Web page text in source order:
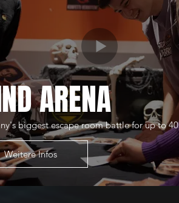
ARENA
biggest escape room battle for up to
Weitere Infos